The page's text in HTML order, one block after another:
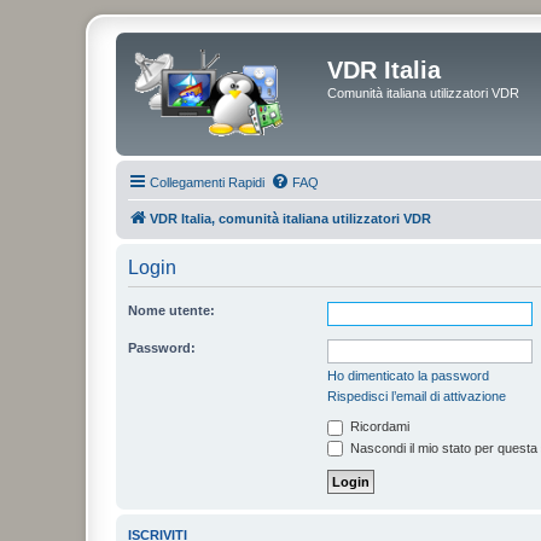
VDR Italia
Comunità italiana utilizzatori VDR
Collegamenti Rapidi FAQ
VDR Italia, comunità italiana utilizzatori VDR
Login
Nome utente:
Password:
Ho dimenticato la password
Rispedisci l’email di attivazione
Ricordami
Nascondi il mio stato per
ISCRIVITI